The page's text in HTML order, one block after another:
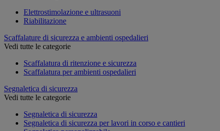
Elettrostimolazione e ultrasuoni
Riabilitazione
Scaffalature di sicurezza e ambienti ospedalieri
Vedi tutte le categorie
Scaffalatura di ritenzione e sicurezza
Scaffalatura per ambienti ospedalieri
Segnaletica di sicurezza
Vedi tutte le categorie
Segnaletica di sicurezza
Segnaletica di sicurezza per lavori in corso e cantieri